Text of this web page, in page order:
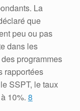
La
que
peu ou pas
dans les
programmes
rapportées
SSPT, le taux
10%. 8